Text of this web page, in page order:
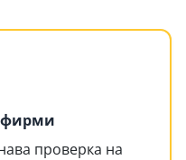
фирми
проверка на